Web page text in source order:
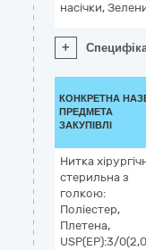
насічки,
+
КОНКРЕТНА
ПРЕДМЕТА
ЗАКУПІВЛІ
Нитка
стерильна з
голкою:
Поліестер,
Плетена,
USP(EP):3/